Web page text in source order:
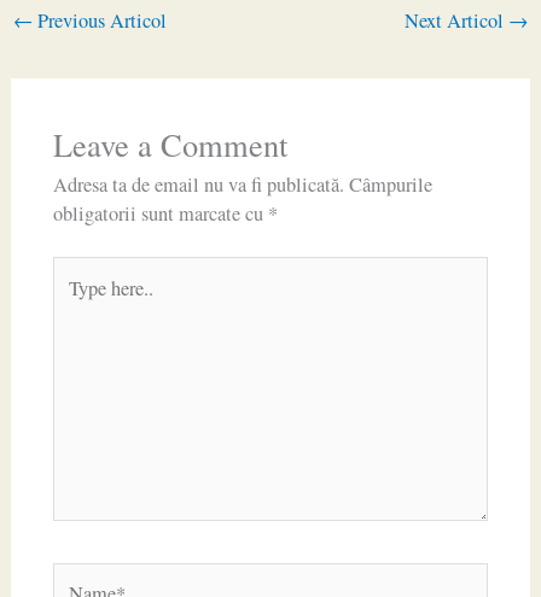
← Previous Articol Next Articol →
Leave a Comment
Adresa ta de email nu va fi publicată. Câmpurile
obligatorii sunt marcate cu *
here..